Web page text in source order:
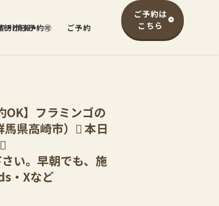
から予約🉑
引情報 ご予約
ご予約は
こちら
OK】フラミンゴの
県高崎市） 本日
。早朝でも、施
・Xなど